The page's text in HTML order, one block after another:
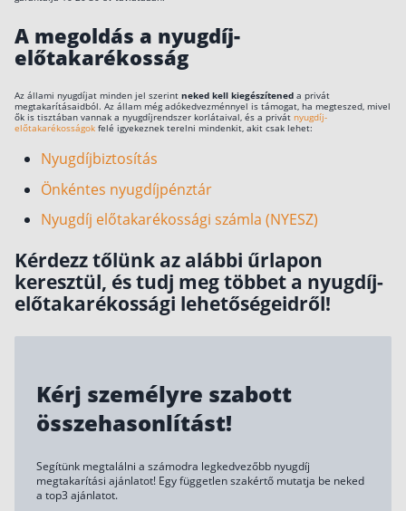
A megoldás a nyugdíj-
előtakarékosság
Az állami nyugdíjat minden jel szerint neked kell kiegészítened a privát
megtakarításaidból. Az állam még adókedvezménnyel is támogat, ha megteszed, mivel
ők is tisztában vannak a nyugdíjrendszer korlátaival, és a privát nyugdíj-
előtakarékosságok felé igyekeznek terelni mindenkit, akit csak lehet:
Nyugdíjbiztosítás
Önkéntes nyugdíjpénztár
Nyugdíj előtakarékossági számla (NYESZ)
Kérdezz tőlünk az alábbi űrlapon
keresztül, és tudj meg többet a nyugdíj-
előtakarékossági lehetőségeidről!
Kérj személyre szabott
összehasonlítást!
Segítünk megtalálni a számodra legkedvezőbb nyugdíj
megtakarítási ajánlatot! Egy független szakértő mutatja be neked
a top3 ajánlatot.